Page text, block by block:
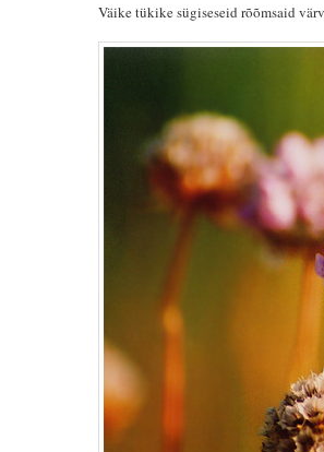
Väike tükike sügiseseid rõõmsaid